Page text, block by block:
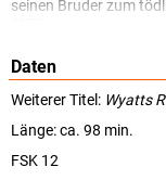
seinen Bruder zum
Daten
Weiterer Titel: Wyatts
Länge: ca. 98 min.
FSK 12